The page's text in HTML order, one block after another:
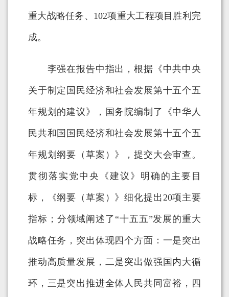
重大战略任务、102项重大工程项目胜利完
成。
李强在报告中指出，根据《中共中央
关于制定国民经济和社会发展第十五个五
年规划的建议》，国务院编制了《中华人
民共和国国民经济和社会发展第十五个五
年规划纲要（草案）》，提交大会审查。
贯彻落实党中央《建议》明确的主要目
标，《纲要（草案）》细化提出20项主要
指标；分领域阐述了“十五五”发展的重大
战略任务，突出体现四个方面：一是突出
推动高质量发展，二是突出做强国内大循
环，三是突出推进全体人民共同富裕，四